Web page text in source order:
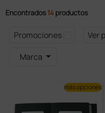
Encontrados 14 productos
Promociones
Ver
Marca
más opciones